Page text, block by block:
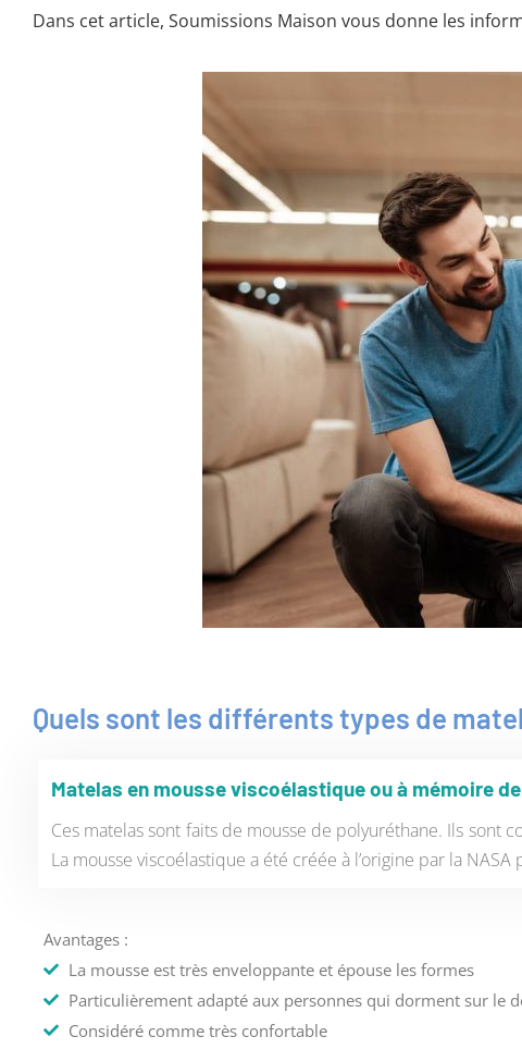
Dans cet article, Soumissions Maison vous donne les
Quels sont les différents types de
Matelas en mousse viscoélastique ou à mémoire
Ces matelas sont faits de mousse de polyuréthane. Ils sont
La mousse viscoélastique a été créée à l’origine par la
Avantages :
La mousse est très enveloppante et épouse les formes
Particulièrement adapté aux personnes qui dorment sur le
Considéré comme très confortable